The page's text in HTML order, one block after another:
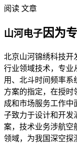
阅读 文章
山河电子因为
北京山河锦绣科技开
行业领域技术，专业
用、北斗时间频率系
方案的指定，在授时
成和市场服务工作中
子致力于设计和开发
案，技术业务涉航空
领域，为我国深空探